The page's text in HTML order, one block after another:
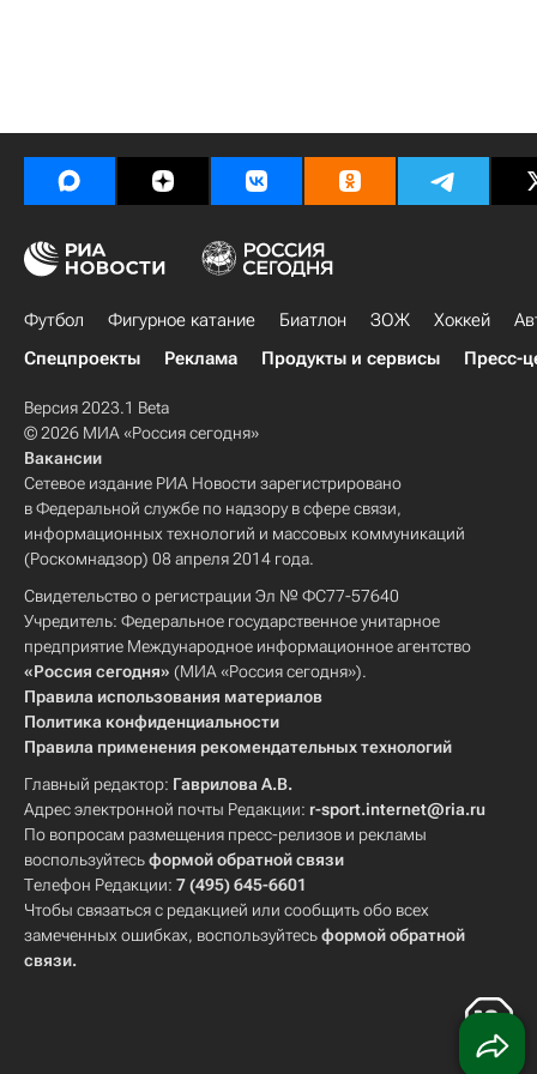
Футбол Фигурное катание Биатлон ЗОЖ Хоккей
Спецпроекты
Реклама Продукты и сервисы Пресс-
Версия 2023.1 Beta
© 2026 МИА «Россия сегодня»
Вакансии
Сетевое издание РИА Новости зарегистрировано
в Федеральной службе по надзору в сфере связи,
информационных технологий и массовых коммуникаций
(Роскомнадзор) 08 апреля 2014 года.
Свидетельство о регистрации Эл № ФС77-57640
Учредитель: Федеральное государственное унитарное
предприятие Международное информационное агентство
«Россия сегодня» (МИА «Россия сегодня»).
Правила использования материалов
Политика конфиденциальности
Правила применения рекомендательных технологий
Главный редактор: Гаврилова А.В.
Адрес электронной почты Редакции: r-sport.internet@ria.ru
По вопросам размещения пресс-релизов и рекламы
воспользуйтесьформой обратной связи
Телефон Редакции: 7 (495) 645-6601
Чтобы связаться с редакцией или сообщить обо всех
замеченных ошибках, воспользуйтесьформой обратной
связи.